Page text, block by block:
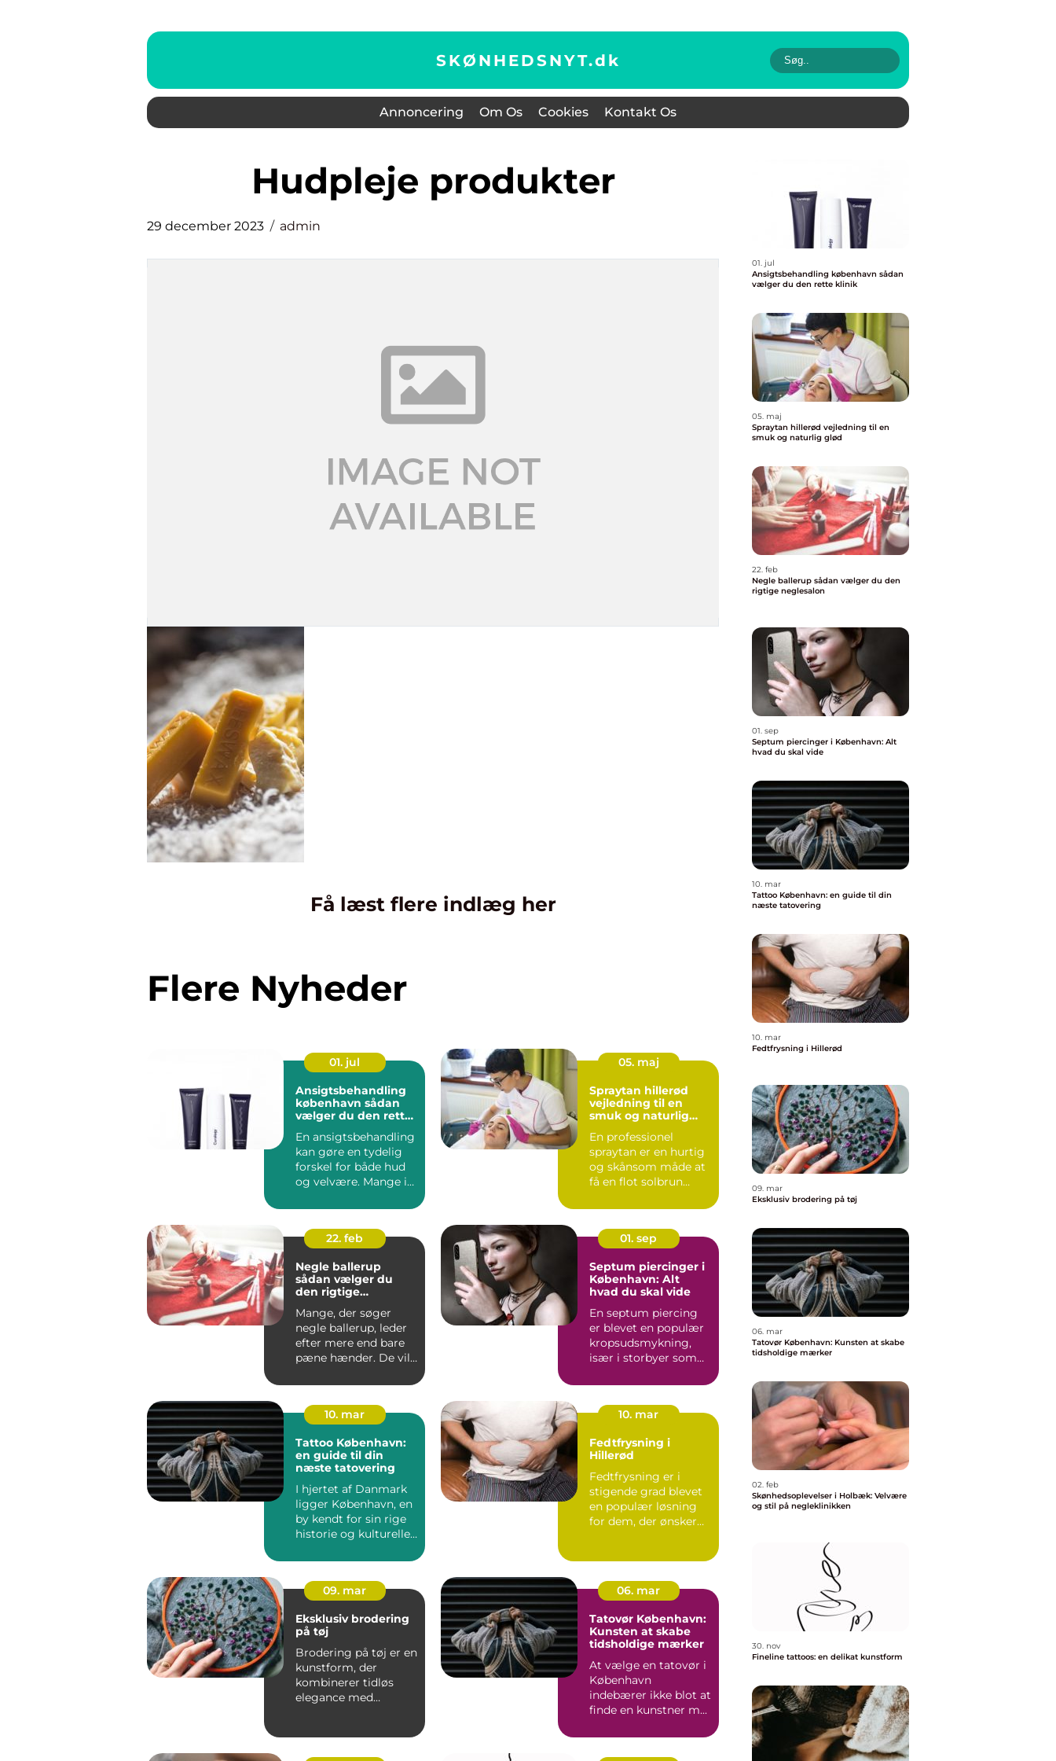
SKØNHEDSNYT.dk
Annoncering Om Os Cookies Kontakt Os
hudpleje produkter
29 december 2023 admin
Få læst flere indlæg her
Flere Nyheder
01. jul
Ansigtsbehandling
københavn sådan
vælger du den rette
En ansigtsbehandling
kan gøre en tydelig
forskel for både hud
og velvære. Mange i
Københa...
05. maj
Spraytan hillerød
vejledning til en
smuk og naturlig
En professionel
spraytan er en hurtig
og skånsom måde at
få en flot solbrun
Ma...
22. feb
Negle ballerup
sådan vælger du
den rigtige
Mange, der søger
negle ballerup, leder
efter mere end bare
pæne hænder. De vil
01. sep
Septum piercinger i
København: Alt
hvad du skal vide
En septum piercing
er blevet en populær
kropsudsmykning,
især i storbyer som
10. mar
Tattoo København:
en guide til din
næste tatovering
I hjertet af Danmark
ligger København, en
by kendt for sin rige
historie og kulturelle
10. mar
Fedtfrysning i
Hillerød
Fedtfrysning er i
stigende grad blevet
en populær løsning
for dem, der ønsker
09. mar
Eksklusiv brodering
på tøj
Brodering på tøj er en
kunstform, der
kombinerer tidløs
elegance med
06. mar
Tatovør København:
Kunsten at skabe
tidsholdige mærker
At vælge en tatovør i
København
indebærer ikke blot at
finde en kunstner m...
01. jul
Ansigtsbehandling københavn sådan
vælger du den rette klinik
05. maj
Spraytan hillerød vejledning til en
smuk og naturlig glød
22. feb
Negle ballerup sådan vælger du den
rigtige neglesalon
01. sep
Septum piercinger i København: Alt
hvad du skal vide
10. mar
Tattoo København: en guide til din
næste tatovering
10. mar
Fedtfrysning i Hillerød
09. mar
Eksklusiv brodering på tøj
06. mar
Tatovør København: Kunsten at skabe
tidsholdige mærker
02. feb
Skønhedsoplevelser i Holbæk: Velvære
og stil på negleklinikken
30. nov
Fineline tattoos: en delikat kunstform